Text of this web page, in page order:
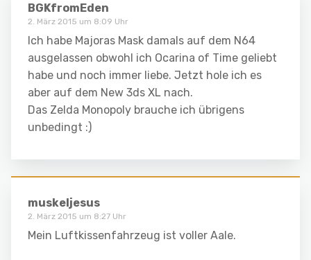
BGKfromEden
2. März 2015 um 8:09 Uhr
Ich habe Majoras Mask damals auf dem N64
ausgelassen obwohl ich Ocarina of Time geliebt
habe und noch immer liebe. Jetzt hole ich es
aber auf dem New 3ds XL nach.
Das Zelda Monopoly brauche ich übrigens
unbedingt :)
muskeljesus
2. März 2015 um 8:27 Uhr
Mein Luftkissenfahrzeug ist voller Aale.